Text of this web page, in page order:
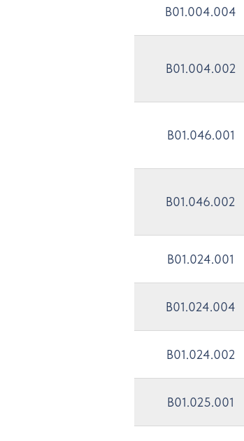
B01.004.004
B01.004.002
B01.046.001
B01.046.002
B01.024.001
B01.024.004
B01.024.002
B01.025.001